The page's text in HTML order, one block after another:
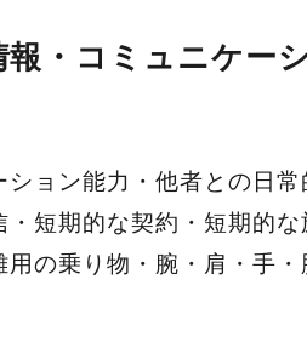
報・コミュニケー
ョン能力・他者との日
短期的な契約・短期的
の乗り物・腕・肩・手